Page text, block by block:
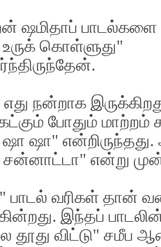
ஷமிதாப்
கொள்ளுது"
நன்றாக
போதும் மாற்றம்
ஷா"
என்று
வரிகள் தான்
இந்தப் பாடலின்
விட்டு" சமீப